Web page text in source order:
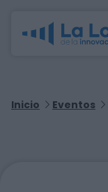
Inicio Eventos